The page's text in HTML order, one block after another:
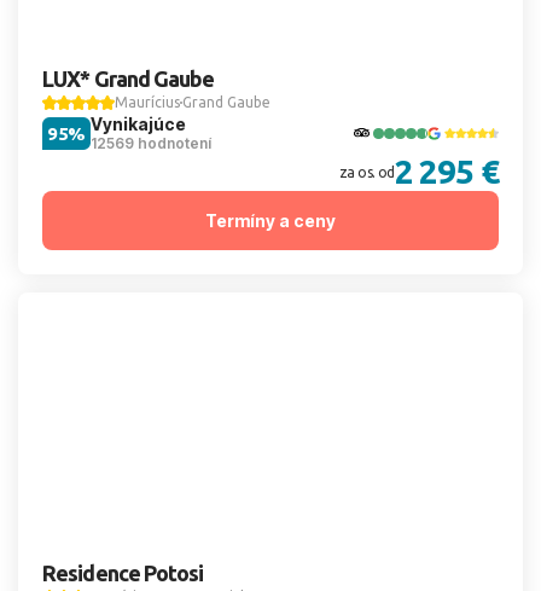
LUX* Grand Gaube
Maurícius Grand Gaube
Vynikajúce
12569 hodnotení
95%
za os. od2 295 €
Termíny a ceny
Residence Potosi